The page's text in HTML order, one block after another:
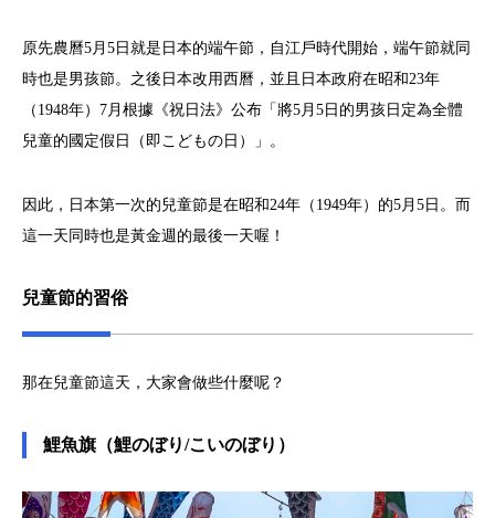
原先農曆5月5日就是日本的端午節，自江戶時代開始，端午節就同
時也是男孩節。之後日本改用西曆，並且日本政府在昭和23年
（1948年）7月根據《祝日法》公布「將5月5日的男孩日定為全體
兒童的國定假日（即こどもの日）」。
因此，日本第一次的兒童節是在昭和24年（1949年）的5月5日。而
這一天同時也是黃金週的最後一天喔！
兒童節的習俗
那在兒童節這天，大家會做些什麼呢？
鯉魚旗（鯉のぼり/こいのぼり）